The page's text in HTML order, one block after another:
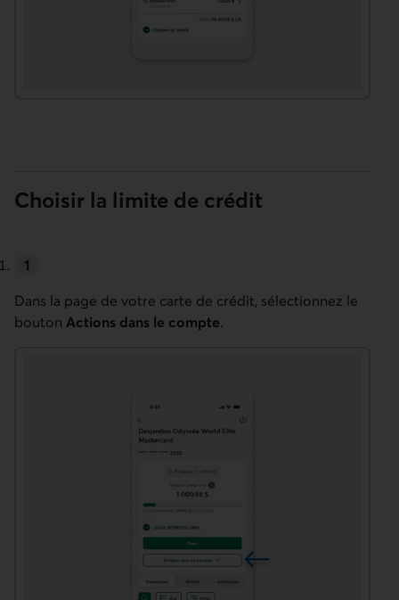
Choisir la limite de crédit
Dans la page de votre carte de crédit, sélectionnez le
bouton Actions dans le compte.